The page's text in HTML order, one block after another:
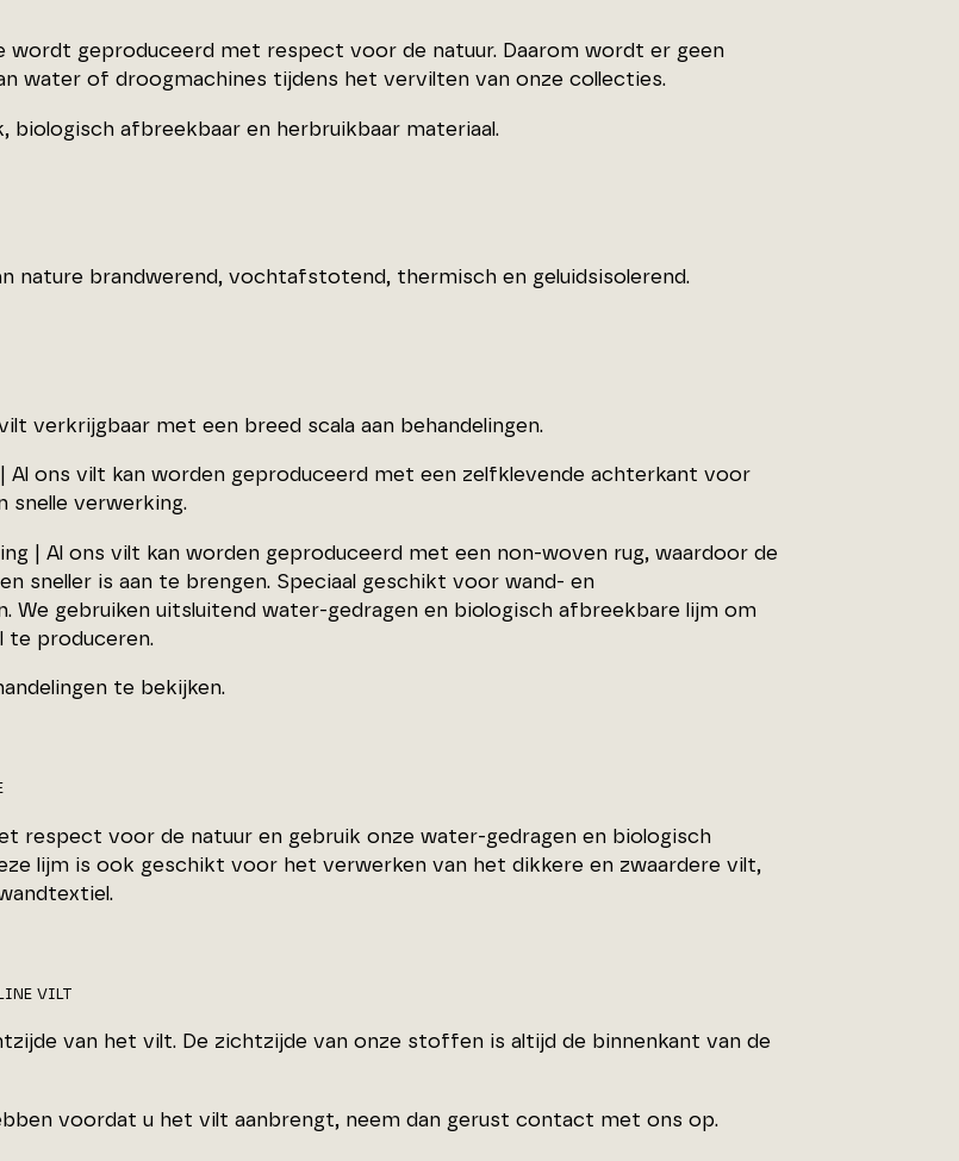
wordt geproduceerd met respect voor de natuur. Daarom wordt er geen
water of droogmachines tijdens het vervilten van onze collecties.
biologisch afbreekbaar en herbruikbaar materiaal.
nature brandwerend, vochtafstotend, thermisch en geluidsisolerend.
verkrijgbaar met een breed scala aan behandelingen.
Al ons vilt kan worden geproduceerd met een zelfklevende achterkant voor
snelle verwerking.
| Al ons vilt kan worden geproduceerd met een non-woven rug, waardoor de
sneller is aan te brengen. Speciaal geschikt voor wand- en
We gebruiken uitsluitend water-gedragen en biologisch afbreekbare lijm om
te produceren.
te bekijken.
respect voor de natuur en gebruik onze water-gedragen en biologisch
lijm is ook geschikt voor het verwerken van het dikkere en zwaardere vilt,
VILT
van het vilt. De zichtzijde van onze stoffen is altijd de binnenkant van de
voordat u het vilt aanbrengt, neem dan gerust contact met ons op.